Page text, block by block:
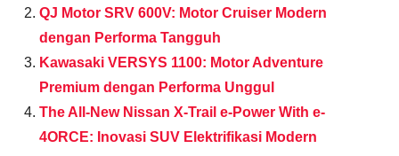
QJ Motor SRV 600V: Motor Cruiser Modern
dengan Performa Tangguh
Kawasaki VERSYS 1100: Motor Adventure
Premium dengan Performa Unggul
The All-New Nissan X-Trail e-Power With e-
4ORCE: Inovasi SUV Elektrifikasi Modern